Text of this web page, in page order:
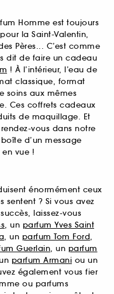
Homme est toujours
la Saint-Valentin,
Pères... C’est comme
dit de faire un cadeau
! À l’intérieur, l’eau de
classique, format
soins aux mêmes
Ces coffrets cadeaux
de maquillage. Et
vous dans notre
d’un message
vue !
énormément ceux
? Si vous avez
laissez-vous
, un parfum Yves Saint
, un parfum Tom Ford,
Guerlain, un parfum
parfum Armani ou un
également vous fier
ou parfums